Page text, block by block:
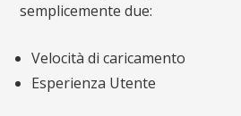
semplicemente due:
Velocità di caricamento
Esperienza Utente